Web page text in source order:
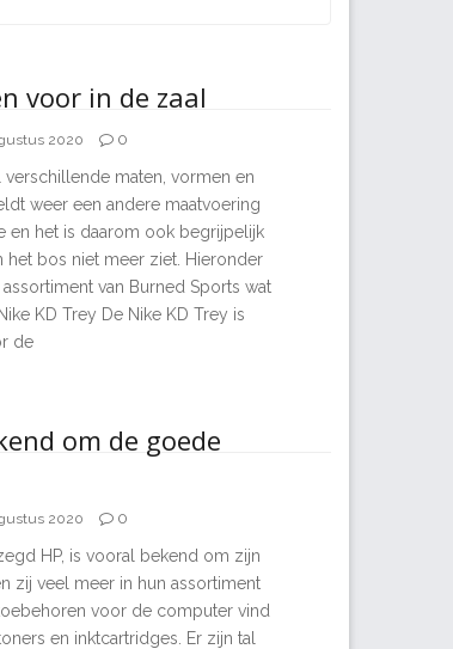
voor in de zaal
2020 0
maten, vormen en
weer een andere maatvoering
en het is daarom ook begrijpelijk
bos niet meer ziet. Hieronder
van Burned Sports wat
KD Trey De Nike KD Trey is
de
om de goede
2020 0
HP, is vooral bekend om zijn
zij veel meer in hun assortiment
voor de computer vind
en inktcartridges. Er zijn tal